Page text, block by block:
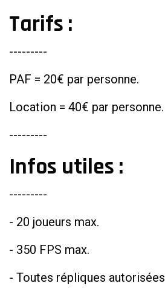
Tarifs :
---------
PAF = 20€ par personne.
Location = 40€ par personne.
---------
Infos utiles :
---------
- 20 joueurs max.
- 350 FPS max.
- Toutes répliques autorisées